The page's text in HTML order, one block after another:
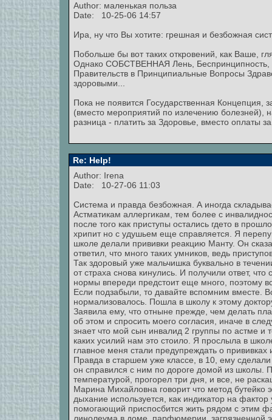
Author: маленькая польза
Date: 10-25-06 14:57
Ира, ну что Вы хотите: грешная и безбожная
Побольше бы вот таких откровений, как Ваше,
Однако СОБСТВЕННАЯ Лень, Беспринципность,
Правительств в Принципиальные Вопросы
здоровыми...
Пока не появится Государственная Концепция,
(вместо мероприятий по излечению болезней),
разница - платить за Здоровье, вместо оплаты
Re: Help!
Author: Irena
Date: 10-27-06 11:03
Система и правда безбожная. А иногда
Астматикам аллергикам, тем более с
после того как приступы остались гдето в
хрипит но с удушьем еще справляется. Я
школе делали прививки реакцию Манту. Он
ответил, что много таких умников, ведь
Так здоровый уже мальчишка буквально в
от страха снова кинулись. И получили ответ,
нормы впереди предстоит еще много, поэтому
Если подзабыли, то давайте вспомним вместе.
нормализовалось. Пошла в школу к этому
Заявила ему, что отныне прежде, чем делать
об этом и спросить моего согласия, иначе в
знает что мой сын инвалид 2 группы по астме и
каких усилий нам это стоило. Я прослыла в
главное меня стали предупреждать о
Правда в старшем уже классе, в 10, ему сделали
он справился с ним по дороге домой из школы.
температурой, прогорел три дня, и все, не
Марина Михайловна говорит что метод бутейко
дыхание используется, как индикатор на
помогающий приспосбится жить рядом с этим